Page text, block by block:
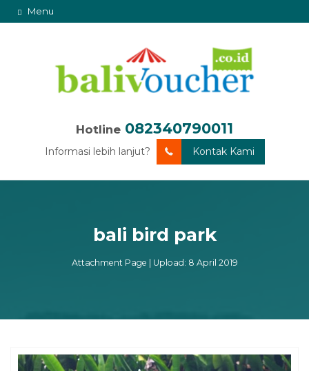
Menu
Hotline 082340790011
Informasi lebih lanjut? Kontak Kami
bali bird park
Attachment Page | Upload: 8 April 2019